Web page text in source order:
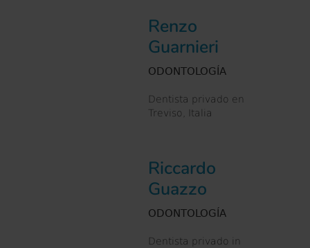
Renzo
Guarnieri
ODONTOLOGÍA
Dentista privado en
Treviso, Italia
Riccardo
Guazzo
ODONTOLOGÍA
Dentista privado in